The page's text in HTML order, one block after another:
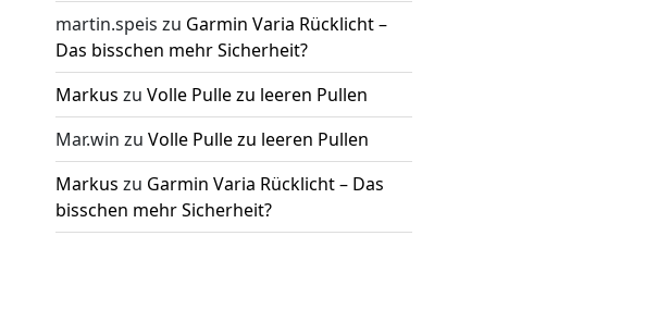
martin.speis zu Garmin Varia Rücklicht –
Das bisschen mehr Sicherheit?
Markus zu Volle Pulle zu leeren Pullen
Mar.win zu Volle Pulle zu leeren Pullen
Markus zu Garmin Varia Rücklicht – Das
bisschen mehr Sicherheit?